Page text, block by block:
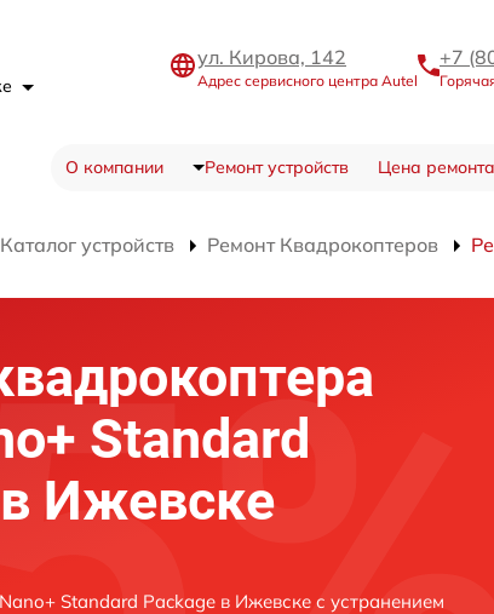
ул. Кирова, 142
Адрес сервисного центра Autel
+7
О компании Ремонт устройств Цена ремонта
Каталог устройств Ремонт Квадрокоптеров
Standard
Ижевске
Standard Package в Ижевске с устранением